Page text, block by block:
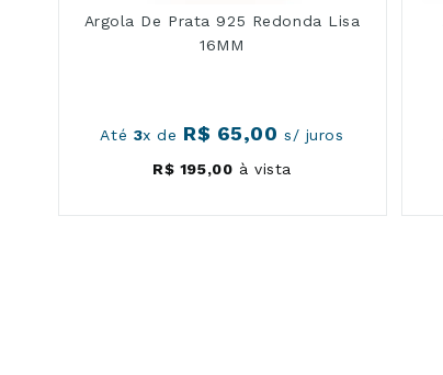
Argola De Prata 925 Redonda Lisa
16MM
Até 3x de R$ 65,00 s/ juros
R$ 195,00 à vista